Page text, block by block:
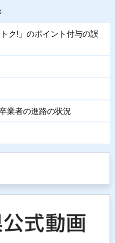
ク!」のポイント付与の誤
業者の進路の状況